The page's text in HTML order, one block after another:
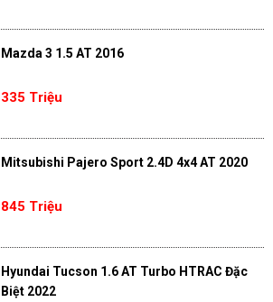
Mazda 3 1.5 AT 2016
335 Triệu
Mitsubishi Pajero Sport 2.4D 4x4 AT 2020
845 Triệu
Hyundai Tucson 1.6 AT Turbo HTRAC Đặc
Biệt 2022